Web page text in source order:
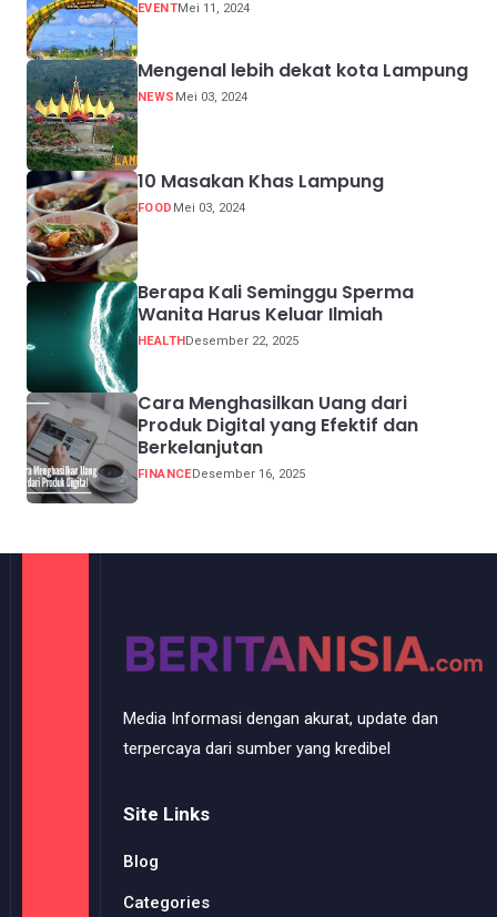
EVENTMei 11, 2024
Mengenal lebih dekat kota Lampung
NEWS Mei 03, 2024
10 Masakan Khas Lampung
FOOD Mei 03, 2024
Berapa Kali Seminggu Sperma
Wanita Harus Keluar Ilmiah
HEALTH Desember 22, 2025
Cara Menghasilkan Uang dari
Produk Digital yang Efektif dan
Berkelanjutan
FINANCEDesember 16, 2025
Media Informasi dengan akurat, update dan
terpercaya dari sumber yang kredibel
Site Links
Blog
Categories